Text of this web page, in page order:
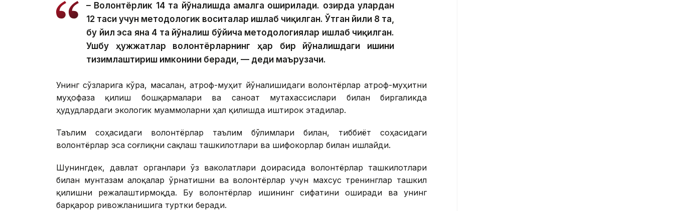
– Волонтёрлик 14 та йўналишда амалга оширилади. Ҳозирда улардан
12 таси учун методологик воситалар ишлаб чиқилган. Ўтган йили 8 та,
бу йил эса яна 4 та йўналиш бўйича методологиялар ишлаб чиқилган.
Ушбу ҳужжатлар волонтёрларнинг ҳар бир йўналишдаги ишини
тизимлаштириш имконини беради, — деди маърузачи.
Унинг сўзларига кўра, масалан, атроф-муҳит йўналишидаги волонтёрлар атроф-муҳитни
муҳофаза қилиш бошқармалари ва саноат мутахассислари билан биргаликда
ҳудудлардаги экологик муаммоларни ҳал қилишда иштирок этадилар.
Таълим соҳасидаги волонтёрлар таълим бўлимлари билан, тиббиёт соҳасидаги
волонтёрлар эса соғлиқни сақлаш ташкилотлари ва шифокорлар билан ишлайди.
Шунингдек, давлат органлари ўз ваколатлари доирасида волонтёрлар ташкилотлари
билан мунтазам алоқалар ўрнатишни ва волонтёрлар учун махсус тренинглар ташкил
қилишни режалаштирмоқда. Бу волонтёрлар ишининг сифатини оширади ва унинг
барқарор ривожланишига туртки беради.